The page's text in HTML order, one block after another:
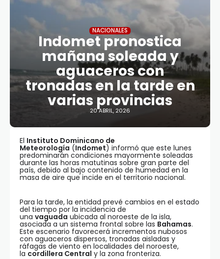
NACIONALES
Indomet pronostica
mañana soleada y
aguaceros con
tronadas en la tarde en
varias provincias
20 ABRIL, 2026
El Instituto Dominicano de
Meteorología (Indomet) informó que este lunes
predominarán condiciones mayormente soleadas
durante las horas matutinas sobre gran parte del
país, debido al bajo contenido de humedad en la
masa de aire que incide en el territorio nacional.
Para la tarde, la entidad prevé cambios en el estado
del tiempo por la incidencia de
una vaguada ubicada al noroeste de la isla,
asociada a un sistema frontal sobre las Bahamas.
Este escenario favorecerá incrementos nubosos
con aguaceros dispersos, tronadas aisladas y
ráfagas de viento en localidades del noroeste,
la cordillera Central y la zona fronteriza.